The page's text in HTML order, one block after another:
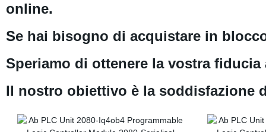
online.
Se hai bisogno di acquistare in
Speriamo di ottenere la vostra
Il nostro obiettivo è la soddisfazione